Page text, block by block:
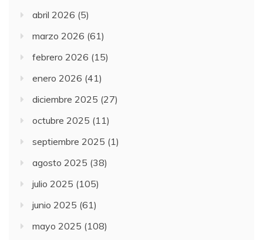
abril 2026 (5)
marzo 2026 (61)
febrero 2026 (15)
enero 2026 (41)
diciembre 2025 (27)
octubre 2025 (11)
septiembre 2025 (1)
agosto 2025 (38)
julio 2025 (105)
junio 2025 (61)
mayo 2025 (108)